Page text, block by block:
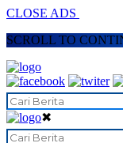
CLOSE ADS
SCROLL TO
✖